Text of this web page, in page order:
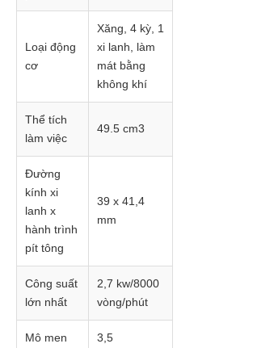
Loại động
cơ
Xăng, 4 kỳ, 1
xi lanh, làm
mát bằng
không khí
Thể tích
làm việc
49.5 cm3
Đường
kính xi
lanh x
hành trình
pít tông
39 x 41,4
mm
Công suất
lớn nhất
2,7 kw/8000
vòng/phút
Mô men
3,5